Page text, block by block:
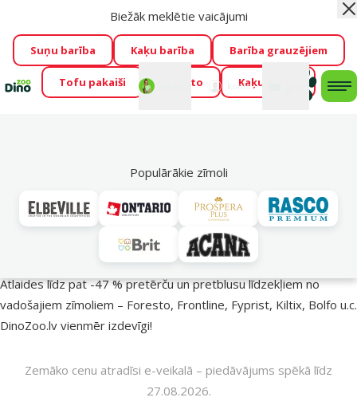
Visu mēnesi Dino Zoo piedāvā lieliskas cenas mīluļu TOP
barībām! 🍖→Skatīt piedāvājumu!
Fotokonkurss “GADA ŪSAIŅI”!
Varbūt tieši Tavs mīlulis
būs 2027. gada zvaigzne
→Piedalīties
Mans
konts
Biežāk meklētie vaicājumi
Suņu barība Kaķu barība Barība grauzējiem
Tofu pakaiši Foresto Kaķu mājas
Populārākie zīmoli
Pasargā savu mīluli 🕷️
Atlaides līdz pat -47 % pretērču un pretblusu līdzekļiem no
vadošajiem zīmoliem – Foresto, Frontline, Fyprist, Kiltix, Bolfo u.c.
DinoZoo.lv vienmēr izdevīgi!
Zemāko cenu atradīsi e-veikalā – piedāvājums spēkā līdz
27.08.2026.